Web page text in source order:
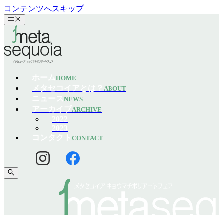
コンテンツへスキップ
HOME
ABOUT
NEWS
ARCHIVE
CONTACT